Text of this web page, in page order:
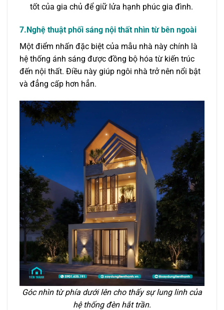
tốt của gia chủ để giữ lửa hạnh phúc gia đình.
7.Nghệ thuật phối sáng nội thất nhìn từ bên ngoài
Một điểm nhấn đặc biệt của mẫu nhà này chính là
hệ thống ánh sáng được đồng bộ hóa từ kiến trúc
đến nội thất. Điều này giúp ngôi nhà trở nên nổi bật
và đẳng cấp hơn hẳn.
Góc nhìn từ phía dưới lên cho thấy sự lung linh của
hệ thống đèn hắt trần.